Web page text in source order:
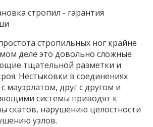
стропильных ног крайне
деле это довольно сложные
тщательной разметки и
Нестыковки в соединениях
мауэрлатом, друг с другом и
системы приводят к
скатов, нарушению целостности
узлов.